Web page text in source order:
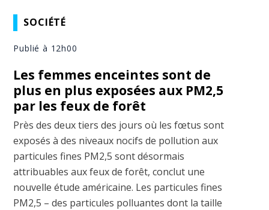
SOCIÉTÉ
Publié à 12h00
Les femmes enceintes sont de
plus en plus exposées aux PM2,5
par les feux de forêt
Près des deux tiers des jours où les fœtus sont
exposés à des niveaux nocifs de pollution aux
particules fines PM2,5 sont désormais
attribuables aux feux de forêt, conclut une
nouvelle étude américaine. Les particules fines
PM2,5 – des particules polluantes dont la taille